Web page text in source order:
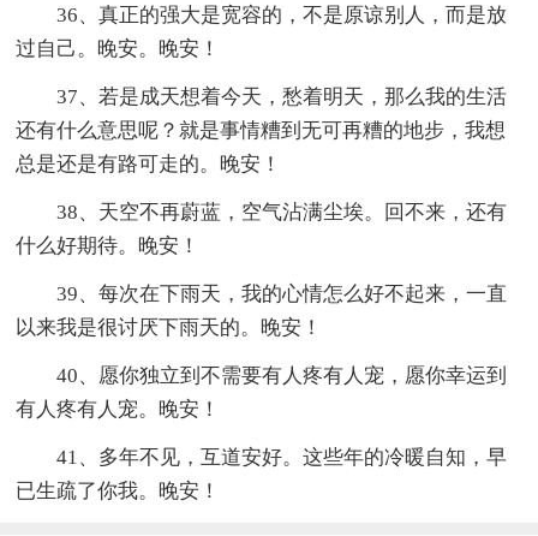
36、真正的强大是宽容的，不是原谅别人，而是放
过自己。晚安。晚安！
37、若是成天想着今天，愁着明天，那么我的生活
还有什么意思呢？就是事情糟到无可再糟的地步，我想
总是还是有路可走的。晚安！
38、天空不再蔚蓝，空气沾满尘埃。回不来，还有
什么好期待。晚安！
39、每次在下雨天，我的心情怎么好不起来，一直
以来我是很讨厌下雨天的。晚安！
40、愿你独立到不需要有人疼有人宠，愿你幸运到
有人疼有人宠。晚安！
41、多年不见，互道安好。这些年的冷暖自知，早
已生疏了你我。晚安！